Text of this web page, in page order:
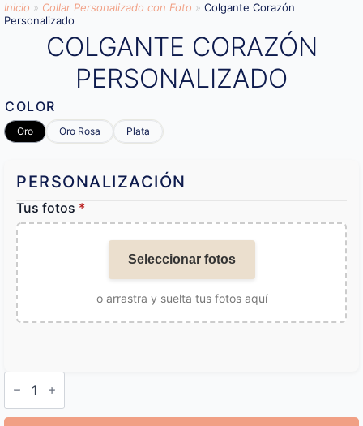
Inicio » Collar Personalizado con Foto » Colgante Corazón
Personalizado
COLGANTE CORAZÓN
PERSONALIZADO
COLOR
Oro Oro Rosa Plata
PERSONALIZACIÓN
Tus fotos *
Seleccionar fotos
o arrastra y suelta tus fotos aquí
Colgante
Corazón
Personalizado
cantidad